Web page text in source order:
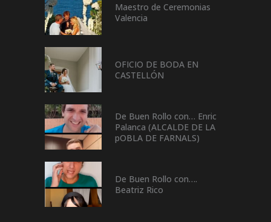
Maestro de Ceremonias
Valencia
OFICIO DE BODA EN
CASTELLÓN
De Buen Rollo con… Enric
Palanca (ALCALDE DE LA
pOBLA DE FARNALS)
De Buen Rollo con….
Beatriz Rico